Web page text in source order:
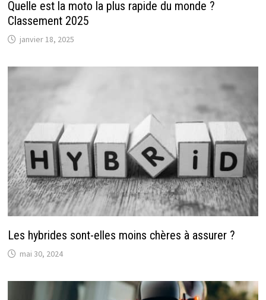
Quelle est la moto la plus rapide du monde ?
Classement 2025
janvier 18, 2025
Les hybrides sont-elles moins chères à assurer ?
mai 30, 2024